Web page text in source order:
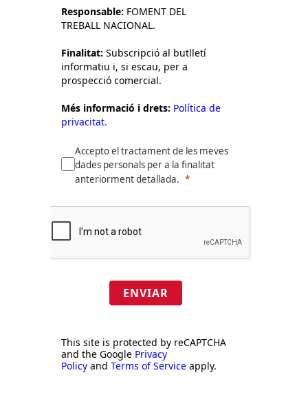
Responsable: FOMENT DEL
TREBALL NACIONAL.
Finalitat: Subscripció al butlletí
informatiu i, si escau, per a
prospecció comercial.
Més informació i drets: Política de
privacitat.
Accepto el tractament de les meves
dades personals per a la finalitat
anteriorment detallada.
ENVIAR
This site is protected by reCAPTCHA
and the Google Privacy
Policy and Terms of Service apply.